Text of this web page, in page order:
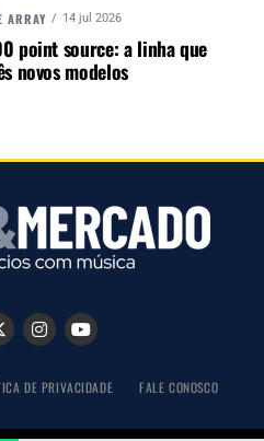
encordoamento
ARRAY 14 jul 2026
point source: a linha que
novos modelos
DE PRIVACIDADE FALE CONOSCO